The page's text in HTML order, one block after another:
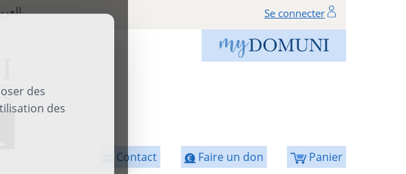
des
des
Se connecter
Panier
Faire un don
Contact